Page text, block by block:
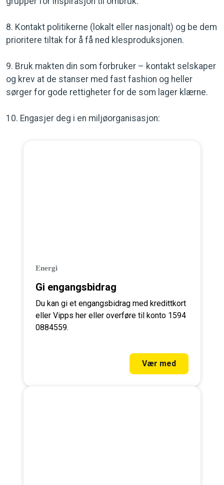
8. Kontakt politikerne (lokalt eller nasjonalt) og be dem
prioritere tiltak for å få ned klesproduksjonen.
9. Bruk makten din som forbruker – kontakt selskaper
og krev at de stanser med fast fashion og heller
sørger for gode rettigheter for de som lager klærne.
10. Engasjer deg i en miljøorganisasjon:
Energi
Gi engangsbidrag
Du kan gi et engangsbidrag med kredittkort
eller Vipps her eller overføre til konto 1594
0884559.
Vær med